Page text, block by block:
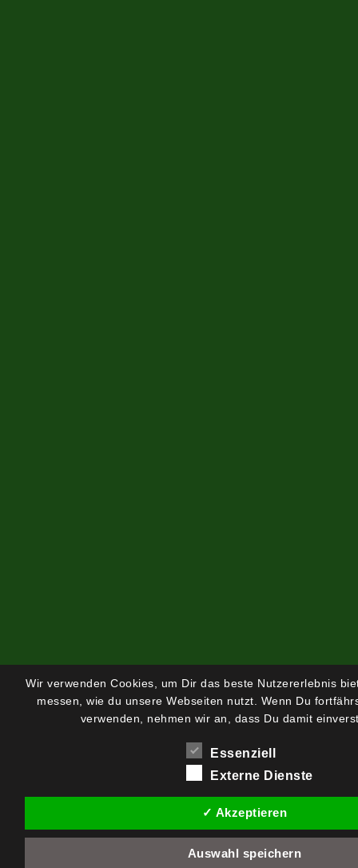
Wir verwenden Cookies, um Dir das beste Nutzererlebnis
messen, wie du unsere Webseiten nutzt. Wenn Du
verwenden, nehmen wir an, dass Du damit
Essenziell
Externe Dienste
✓ Akzeptieren
Auswahl speichern